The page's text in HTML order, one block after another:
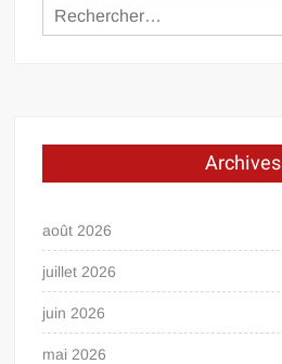
Archives
août 2026
juillet 2026
juin 2026
mai 2026